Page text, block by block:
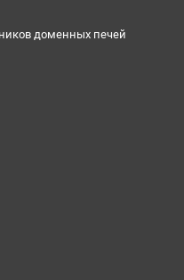
доменных печей